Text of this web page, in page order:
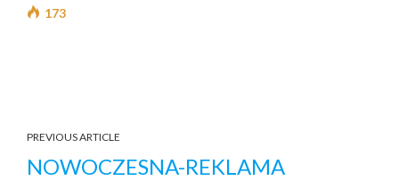
173
PREVIOUS ARTICLE
NOWOCZESNA-REKLAMA